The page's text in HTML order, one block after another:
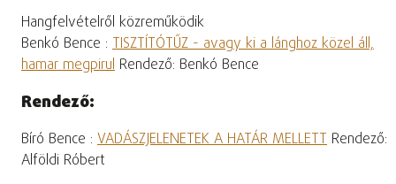
Hangfelvételről közreműködik
Benkó Bence : TISZTÍTÓTŰZ - avagy ki a lánghoz közel áll,
hamar megpirul Rendező: Benkó Bence
Rendező:
Bíró Bence : VADÁSZJELENETEK A HATÁR MELLETT Rendező:
Alföldi Róbert